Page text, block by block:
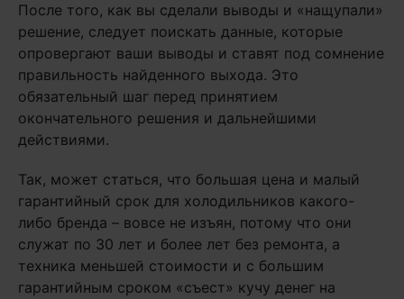
После того, как вы сделали выводы и «нащупали»
решение, следует поискать данные, которые
опровергают ваши выводы и ставят под сомнение
правильность найденного выхода. Это
обязательный шаг перед принятием
окончательного решения и дальнейшими
действиями.
Так, может статься, что большая цена и малый
гарантийный срок для холодильников какого-
либо бренда – вовсе не изъян, потому что они
служат по 30 лет и более лет без ремонта, а
техника меньшей стоимости и с большим
гарантийным сроком «съест» кучу денег на